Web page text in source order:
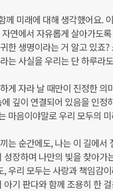
께 미래에 대해 생각했어요.
연에서 자유롭게 살아가도
한 생명이라는 거 알고 있죠
는 사실을 우리는 단 하루라
게 자라 날 때만이 진정한
깊이 연결되어 있음을 인
마음이야말로 우리 모두의
는 순간에도, 나는 이 길에
장하며 나만의 빛을 찾아가
우리 모두는 사랑과 책임감
기 판다와 함께 조용히 한